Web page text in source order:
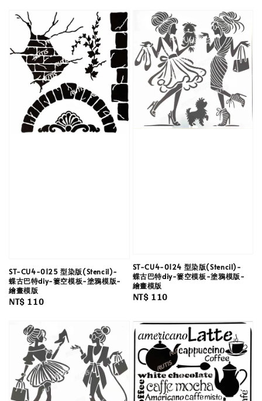
ST-CU4-0125 型染版(Stencil)-
蝶古巴特diy-簍空模板-塗鴉模版-
繪畫模版
Regular
NT$ 110
ST-CU4-0124 型染版(Stencil)-
蝶古巴特diy-簍空模板-塗鴉模版-
繪畫模版
Regular
NT$ 110